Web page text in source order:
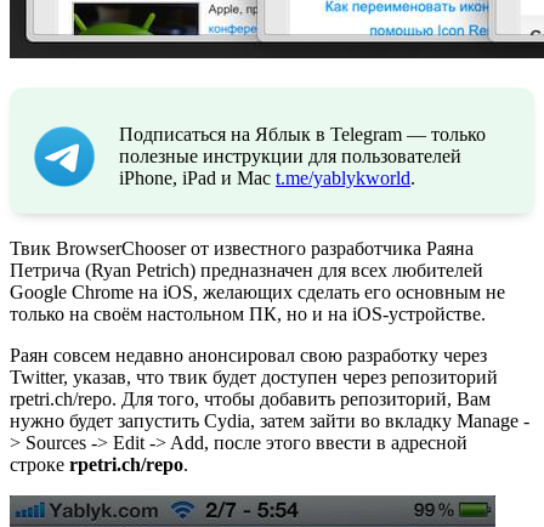
Подписаться на Яблык в Telegram — только
полезные инструкции для пользователей
iPhone, iPad и Mac t.me/yablykworld.
Твик BrowserChooser от известного разработчика Раяна
Петрича (Ryan Petrich) предназначен для всех любителей
Google Chrome на iOS, желающих сделать его основным не
только на своём настольном ПК, но и на iOS-устройстве.
Раян совсем недавно анонсировал свою разработку через
Twitter, указав, что твик будет доступен через репозиторий
rpetri.ch/repo. Для того, чтобы добавить репозиторий, Вам
нужно будет запустить Cydia, затем зайти во вкладку Manage -
> Sources -> Edit -> Add, после этого ввести в адресной
строке rpetri.ch/repo.